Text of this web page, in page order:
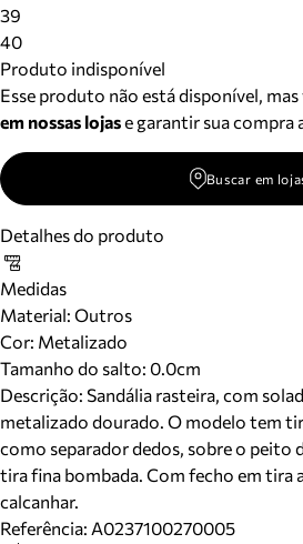
39
40
Produto indisponível
Esse produto não está disponível,
em nossas lojase garantir sua compra
Buscar em
Detalhes do produto
Medidas
Material: Outros
Cor: Metalizado
Tamanho do salto: 0.0cm
Descrição: Sandália rasteira, com
metalizado dourado. O modelo tem
como separador dedos, sobre o peito
tira fina bombada. Com fecho em tira
calcanhar.
Referência: A0237100270005